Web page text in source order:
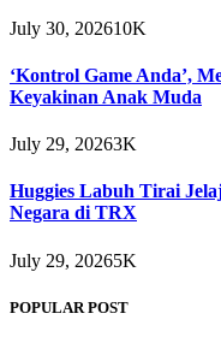
July 30, 202610K
‘Kontrol Game Anda’,
Keyakinan Anak Muda
July 29, 20263K
Huggies Labuh Tirai
Negara di TRX
July 29, 20265K
POPULAR POST